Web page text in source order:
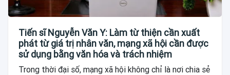
Tiến sĩ Nguyễn Văn Y: Làm từ thiện cần xuất
phát từ giá trị nhân văn, mạng xã hội cần được
sử dụng bằng văn hóa và trách nhiệm
Trong thời đại số, mạng xã hội không chỉ là nơi chia sẻ